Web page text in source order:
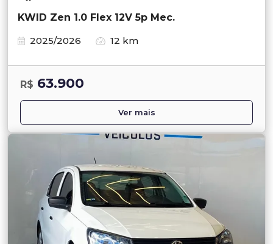
KWID Zen 1.0 Flex 12V 5p Mec.
2025/2026
12 km
R$ 63.900
Ver mais